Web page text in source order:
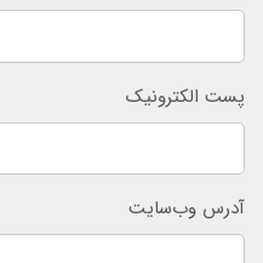
پست الکترونیک
آدرس وب‌سایت